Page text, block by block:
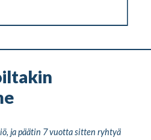
ja päätin 7 vuotta sitten ryhtyä